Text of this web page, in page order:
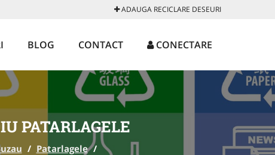
ADAUGA RECICLARE DESEURI
BLOG CONTACT CONECTARE
PATARLAGELE
/ Patarlagele /